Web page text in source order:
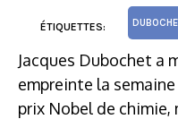
ÉTIQUETTES:
Jacques Dubochet a
empreinte la
prix Nobel de